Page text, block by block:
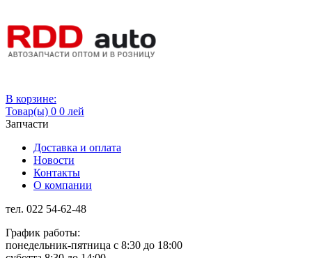
В корзине:
Товар(ы) 0 0 лей
Запчасти
Доставка и оплата
Новости
Контакты
О компании
тел. 022 54-62-48
График работы:
понедельник-пятница с 8:30 до 18:00